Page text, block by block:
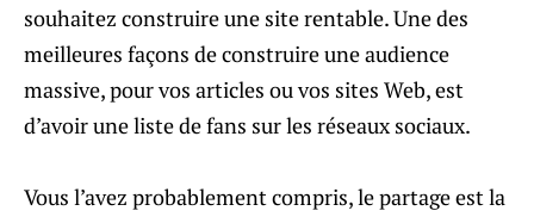
souhaitez construire une site rentable. Une des
meilleures façons de construire une audience
massive, pour vos articles ou vos sites Web, est
d’avoir une liste de fans sur les réseaux sociaux.
Vous l’avez probablement compris, le partage est la